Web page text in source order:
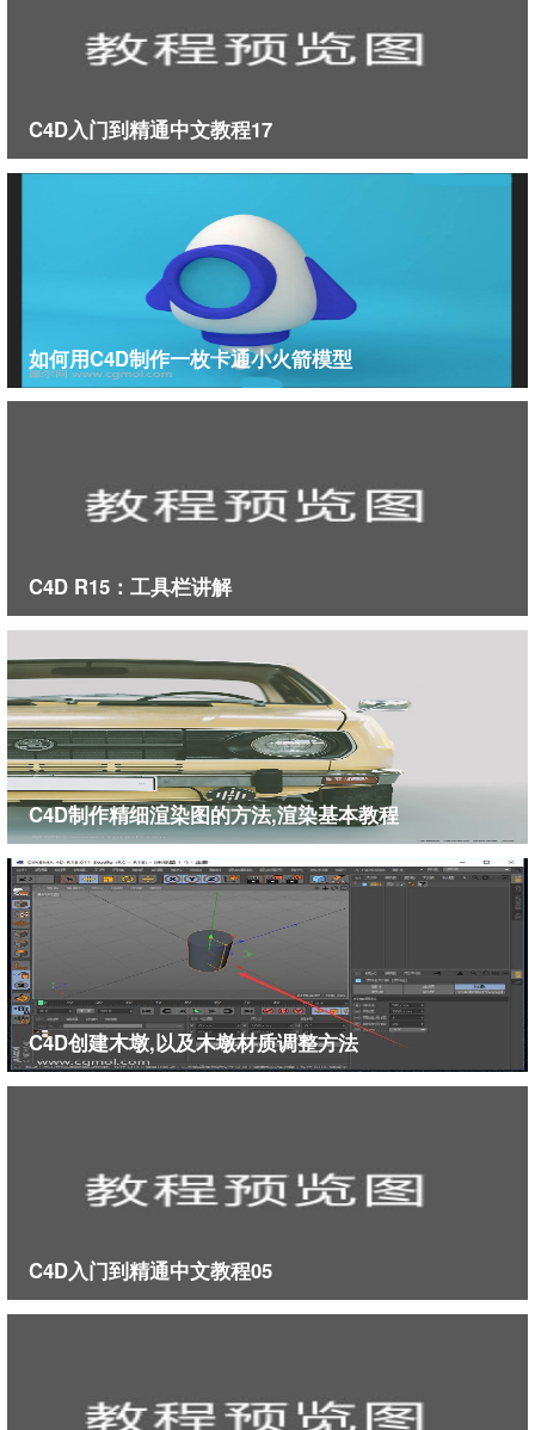
6，现在模型两端都是封闭的，喇叭是开口的，所以还要继续
下面的操作。在扫描属性面板这里。点开封顶。把顶端和末
端的都设置为圆角，把步幅改为2，半径改为3，一个喇叭的
基本模型就出来了。
C4D入门到精通中文教程17
如何用C4D制作一枚卡通小火箭模型
C4D R15：工具栏讲解
C4D制作精细渲染图的方法,渲染基本教程
C4D创建木墩,以及木墩材质调整方法
C4D入门到精通中文教程05